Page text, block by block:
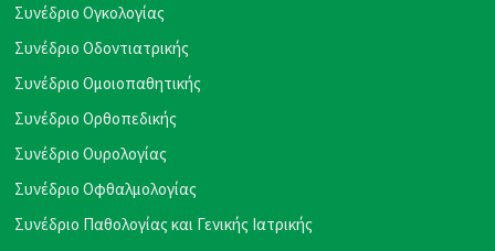
Συνέδριο Ογκολογίας
Συνέδριο Οδοντιατρικής
Συνέδριο Ομοιοπαθητικής
Συνέδριο Ορθοπεδικής
Συνέδριο Ουρολογίας
Συνέδριο Οφθαλμολογίας
Συνέδριο Παθολογίας και Γενικής Ιατρικής